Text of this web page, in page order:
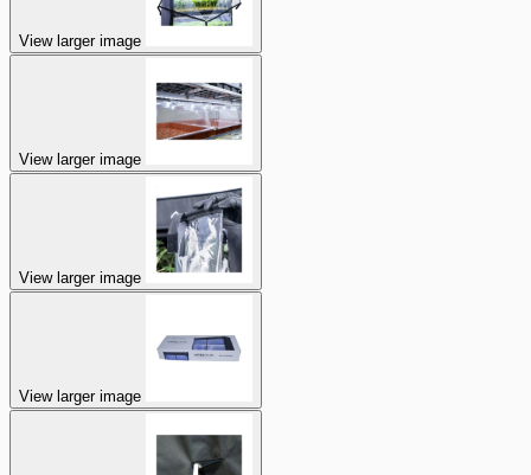
View larger image
View larger image
View larger image
View larger image